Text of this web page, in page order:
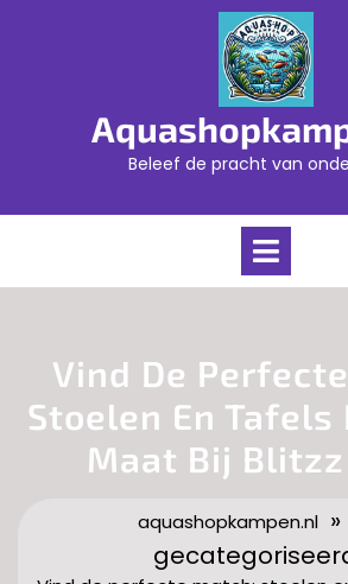
Beleef de pracht van
Open
Vind De
Stoelen En Tafels
Maat Bij Blitzz
aquashopkampen.nl